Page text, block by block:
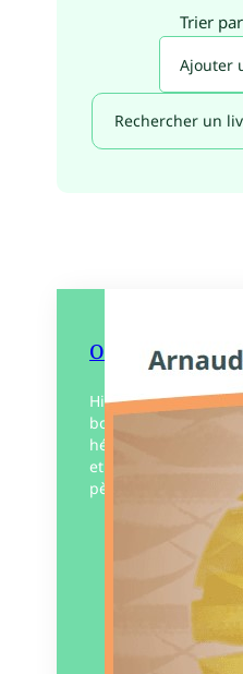
Trier par
Ajouter
Oya – Sur les
Hiroshima, août
bouleverse
héritier d’un empire
et le plonge dans les
père. Sa quête pour
Éditeur :
27/03/